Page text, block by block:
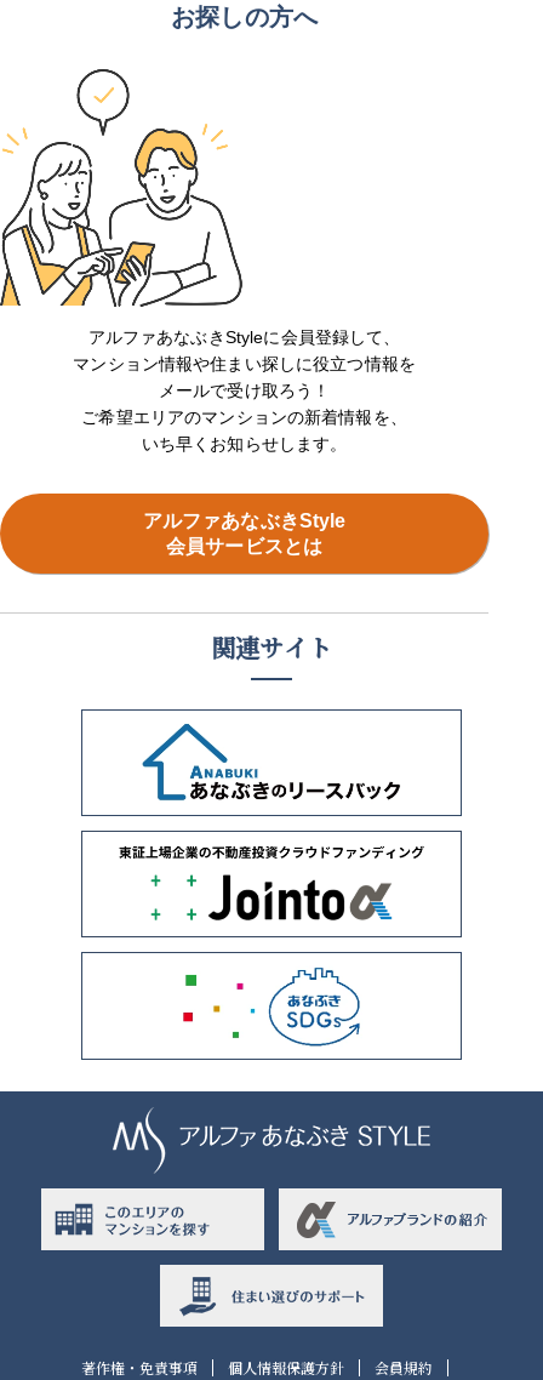
お探しの方へ
アルファあなぶきStyleに会員登録して、
マンション情報や住まい探しに役立つ情報を
メールで受け取ろう！
ご希望エリアのマンションの新着情報を、
いち早くお知らせします。
アルファあなぶきStyle
会員サービスとは
関連サイト
著作権・免責事項 個人情報保護方針 会員規約